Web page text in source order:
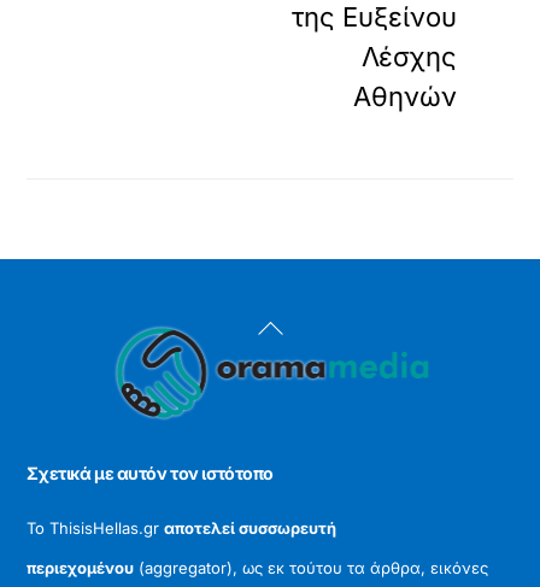
της Ευξείνου
Λέσχης
Αθηνών
Back
To
Σχετικά με αυτόν τον ιστότοπο
Το ThisisHellas.grαποτελεί συσσωρευτή
περιεχομένου (aggregator), ως εκ τούτου τα άρθρα, εικόνες